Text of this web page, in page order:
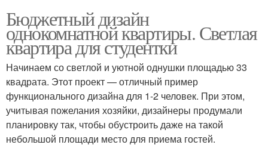
Бюджетный дизайн
однокомнатной квартиры. Светлая
квартира для студентки
Начинаем со светлой и уютной однушки площадью 33
квадрата. Этот проект — отличный пример
функционального дизайна для 1-2 человек. При этом,
учитывая пожелания хозяйки, дизайнеры продумали
планировку так, чтобы обустроить даже на такой
небольшой площади место для приема гостей.